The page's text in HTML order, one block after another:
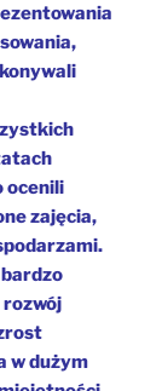
ocenili
zajęcia,
rozwój
w dużym